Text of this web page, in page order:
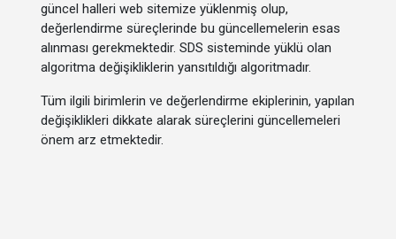
güncel halleri web sitemize yüklenmiş olup,
değerlendirme süreçlerinde bu güncellemelerin esas
alınması gerekmektedir. SDS sisteminde yüklü olan
algoritma değişikliklerin yansıtıldığı algoritmadır.
Tüm ilgili birimlerin ve değerlendirme ekiplerinin, yapılan
değişiklikleri dikkate alarak süreçlerini güncellemeleri
önem arz etmektedir.